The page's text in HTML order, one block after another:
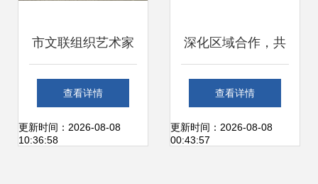
市文联组织艺术家
参加2018年宜昌
市“三下乡”集中服
查看详情
更新时间：2026-08-08
10:36:58
深化区域合作，共
促农业与文化繁荣
——第七届黄河金
查看详情
更新时间：2026-08-08
00:43:57